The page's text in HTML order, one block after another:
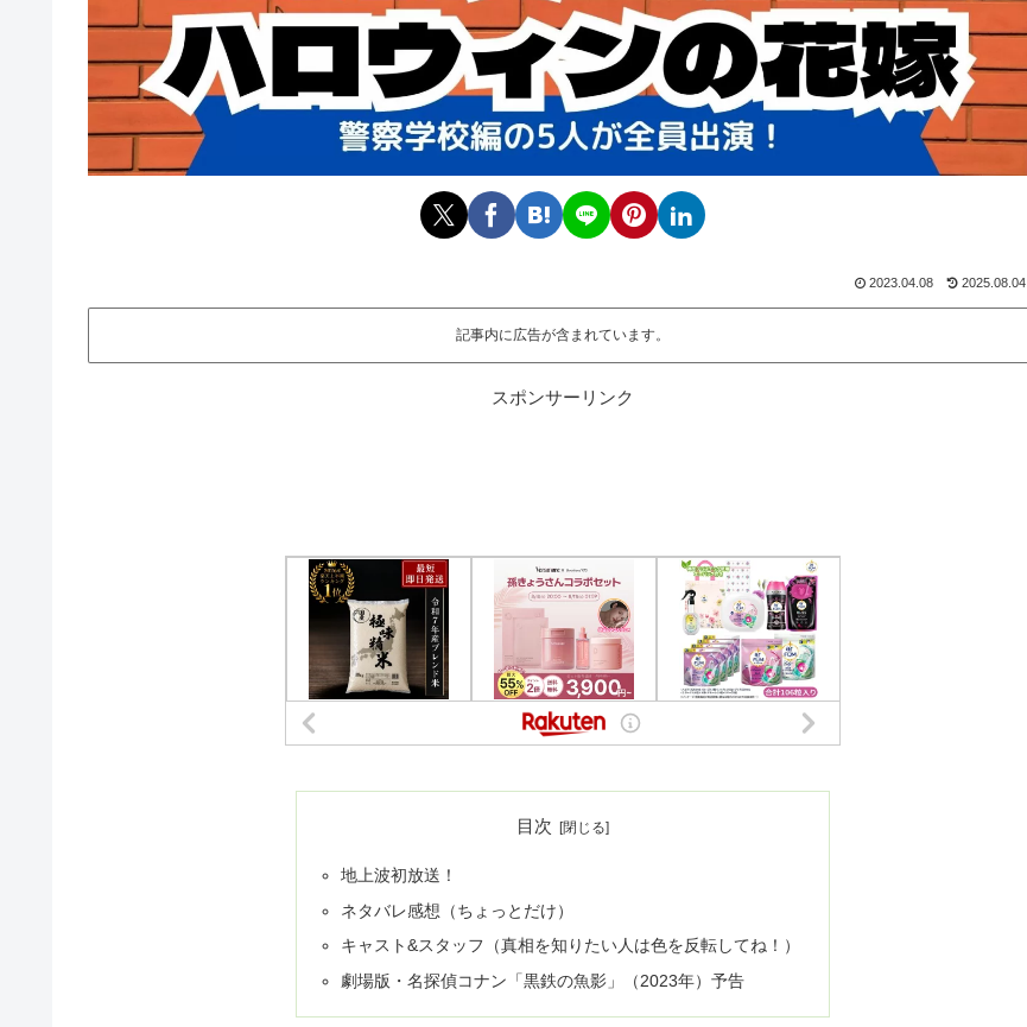
2023.04.08 2025.08.04
記事内に広告が含まれています。
スポンサーリンク
目次
地上波初放送！
ネタバレ感想（ちょっとだけ）
キャスト&スタッフ（真相を知りたい人は色を反転してね！）
劇場版・名探偵コナン「黒鉄の魚影」（2023年）予告